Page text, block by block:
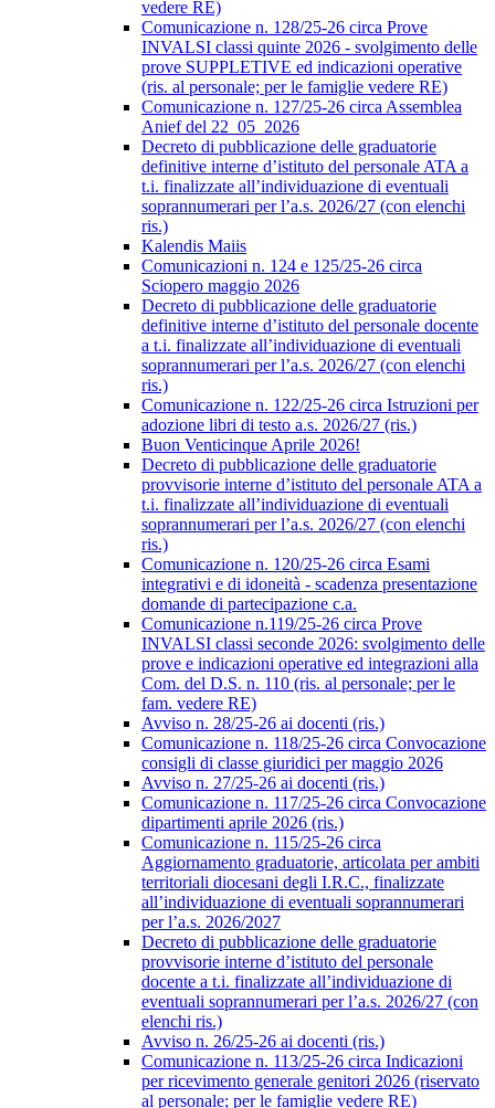
vedere RE)
Comunicazione n. 128/25-26 circa Prove
INVALSI classi quinte 2026 - svolgimento delle
prove SUPPLETIVE ed indicazioni operative
(ris. al personale; per le famiglie vedere RE)
Comunicazione n. 127/25-26 circa Assemblea
Anief del 22_05_2026
Decreto di pubblicazione delle graduatorie
definitive interne d’istituto del personale ATA a
t.i. finalizzate all’individuazione di eventuali
soprannumerari per l’a.s. 2026/27 (con elenchi
ris.)
Kalendis Maiis
Comunicazioni n. 124 e 125/25-26 circa
Sciopero maggio 2026
Decreto di pubblicazione delle graduatorie
definitive interne d’istituto del personale docente
a t.i. finalizzate all’individuazione di eventuali
soprannumerari per l’a.s. 2026/27 (con elenchi
ris.)
Comunicazione n. 122/25-26 circa Istruzioni per
adozione libri di testo a.s. 2026/27 (ris.)
Buon Venticinque Aprile 2026!
Decreto di pubblicazione delle graduatorie
provvisorie interne d’istituto del personale ATA a
t.i. finalizzate all’individuazione di eventuali
soprannumerari per l’a.s. 2026/27 (con elenchi
ris.)
Comunicazione n. 120/25-26 circa Esami
integrativi e di idoneità - scadenza presentazione
domande di partecipazione c.a.
Comunicazione n.119/25-26 circa Prove
INVALSI classi seconde 2026: svolgimento delle
prove e indicazioni operative ed integrazioni alla
Com. del D.S. n. 110 (ris. al personale; per le
fam. vedere RE)
Avviso n. 28/25-26 ai docenti (ris.)
Comunicazione n. 118/25-26 circa Convocazione
consigli di classe giuridici per maggio 2026
Avviso n. 27/25-26 ai docenti (ris.)
Comunicazione n. 117/25-26 circa Convocazione
dipartimenti aprile 2026 (ris.)
Comunicazione n. 115/25-26 circa
Aggiornamento graduatorie, articolata per ambiti
territoriali diocesani degli I.R.C., finalizzate
all’individuazione di eventuali soprannumerari
per l’a.s. 2026/2027
Decreto di pubblicazione delle graduatorie
provvisorie interne d’istituto del personale
docente a t.i. finalizzate all’individuazione di
eventuali soprannumerari per l’a.s. 2026/27 (con
elenchi ris.)
Avviso n. 26/25-26 ai docenti (ris.)
Comunicazione n. 113/25-26 circa Indicazioni
per ricevimento generale genitori 2026 (riservato
al personale; per le famiglie vedere RE)